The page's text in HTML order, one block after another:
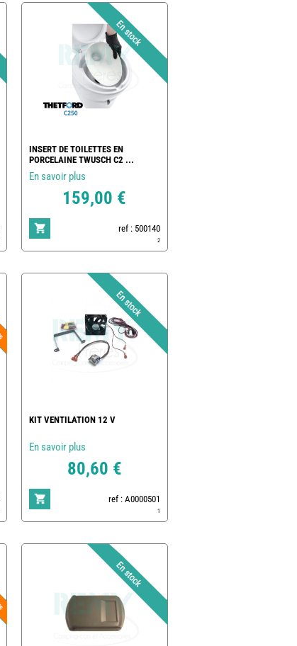
INSERT DE TOILETTES EN
PORCELAINE TWUSCH C2 ...
En savoir plus
159,00 €
ref : 500140
2
KIT VENTILATION 12 V
En savoir plus
80,60 €
ref : A0000501
1